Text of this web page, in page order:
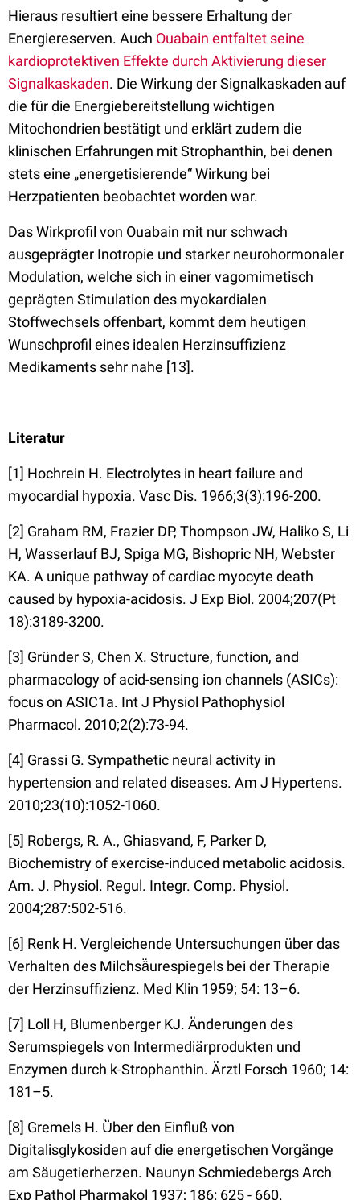
Hieraus resultiert eine bessere Erhaltung der
Energiereserven. Auch Ouabain entfaltet seine
kardioprotektiven Effekte durch Aktivierung dieser
Signalkaskaden. Die Wirkung der Signalkaskaden auf
die für die Energiebereitstellung wichtigen
Mitochondrien bestätigt und erklärt zudem die
klinischen Erfahrungen mit Strophanthin, bei denen
stets eine „energetisierende“ Wirkung bei
Herzpatienten beobachtet worden war.
Das Wirkprofil von Ouabain mit nur schwach
ausgeprägter Inotropie und starker neurohormonaler
Modulation, welche sich in einer vagomimetisch
geprägten Stimulation des myokardialen
Stoffwechsels offenbart, kommt dem heutigen
Wunschprofil eines idealen Herzinsuffizienz
Medikaments sehr nahe [13].
Literatur
[1] Hochrein H. Electrolytes in heart failure and
myocardial hypoxia. Vasc Dis. 1966;3(3):196-200.
[2] Graham RM, Frazier DP, Thompson JW, Haliko S, Li
H, Wasserlauf BJ, Spiga MG, Bishopric NH, Webster
KA. A unique pathway of cardiac myocyte death
caused by hypoxia-acidosis. J Exp Biol. 2004;207(Pt
18):3189-3200.
[3] Gründer S, Chen X. Structure, function, and
pharmacology of acid-sensing ion channels (ASICs):
focus on ASIC1a. Int J Physiol Pathophysiol
Pharmacol. 2010;2(2):73-94.
[4] Grassi G. Sympathetic neural activity in
hypertension and related diseases. Am J Hypertens.
2010;23(10):1052-1060.
[5] Robergs, R. A., Ghiasvand, F, Parker D,
Biochemistry of exercise-induced metabolic acidosis.
Am. J. Physiol. Regul. Integr. Comp. Physiol.
2004;287:502-516.
[6] Renk H. Vergleichende Untersuchungen über das
Verhalten des Milchsä̈urespiegels bei der Therapie
der Herzinsuffizienz. Med Klin 1959; 54: 13–6.
[7] Loll H, Blumenberger KJ. Ä̈nderungen des
Serumspiegels von Intermediärprodukten und
Enzymen durch k-Strophanthin. Ärztl Forsch 1960; 14:
181–5.
[8] Gremels H. Ü̈ber den Einfluß von
Digitalisglykosiden auf die energetischen Vorgänge
am Säugetierherzen. Naunyn Schmiedebergs Arch
Exp Pathol Pharmakol 1937; 186: 625 - 660.